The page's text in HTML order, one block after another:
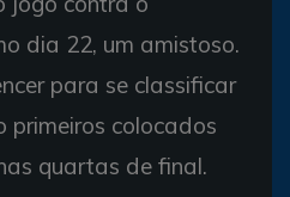
dia 22, um amistoso.
para se classificar
primeiros colocados
quartas de final.